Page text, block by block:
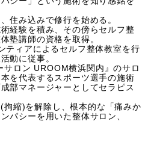
住み込みで修行を始める。
経験を積み、その傍らセルフ整
塾講師の資格を取得。
ティアによるセルフ整体教室を行
動に従事。
ロン UROOM横浜関内』のサロ
を代表するスポーツ選手の施術
部マネージャーとしてセラピス
縮)を解除し、根本的な「痛みか
パシーを用いた整体サロン、